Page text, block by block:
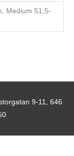
Medium 51,5-
9-11, 646